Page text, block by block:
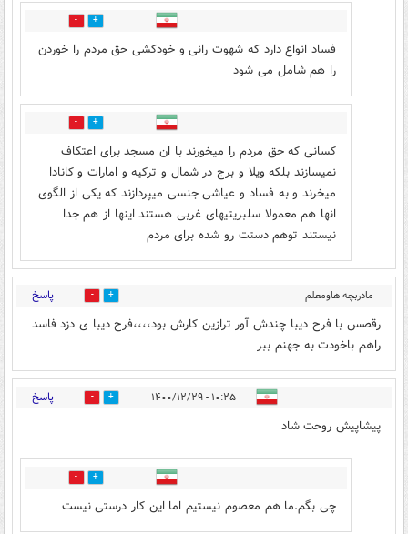
5
فساد انواع دارد که شهوت رانی و خودکشی حق مردم را خوردن
را هم شامل می شود
1
کسانی که حق مردم را میخورند با ان مسجد برای اعتکاف
نمیسازند بلکه ویلا و برج در شمال و ترکیه و امارات و کانادا
میخرند و به فساد و عیاشی جنسی میپردازند که یکی از الگوی
انها هم معمولا سلبریتیهای غربی هستند اینها از هم جدا
نیستند توهم دستت رو شده برای مردم
مادربچه هاومعلم
مدرسه
۱۰:۲۴ - ۱۴۰۰/۱۲/۲۹
29 پاسخ
رقصس با فرح دیبا چندش آور ترازین کارش بود،،،،فرح دیبا ی دزد فاسد
راهم باخودت به جهنم ببر
۱۰:۲۵ - ۱۴۰۰/۱۲/۲۹ 25 پاسخ
پیشاپیش روحت شاد
13
چی بگم.ما هم معصوم نیستیم اما این کار درستی نیست